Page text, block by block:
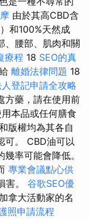
由於其高CBD含
和100%天然成
、腰部、肌肉和關
療程 18 SEO的真
離婚法律問題 18
登記申請全攻略
方藥，請在使用前
本品或任何膳食
版權均為其各自
可。 CBD油可以
率可能會降低。
專業會議點心供
害。 谷歌SEO優
拿大活動家的名
照申請流程